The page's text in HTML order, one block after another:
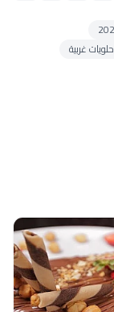
غربية